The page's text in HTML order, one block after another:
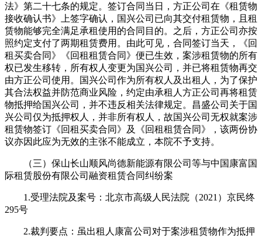
法》第二十七条的规定。签订合同当日，方正公司在《租赁物
接收确认书》上签字确认，国兴公司已向其交付租赁物，且租
赁物能够完全满足承租使用的合同目的。之后，方正公司亦按
照约定支付了两期租赁费用。由此可见，合同签订当天，《回
租买卖合同》《回租租赁合同》便已生效，案涉租赁物的所有
权已发生移转，所有权人变更为国兴公司，并已将租赁物再交
由方正公司使用。国兴公司作为所有权人及出租人，为了保护
其合法权益并防范商业风险，约定由承租人方正公司再将租赁
物抵押给国兴公司，并不违反相关法律规定。昌盛公司关于国
兴公司仅为抵押权人，并非所有权人，故国兴公司无权就案涉
租赁物签订《回租买卖合同》及《回租租赁合同》，该两份协
议亦因此应为无效的主张不能成立，本院不予支持。
（三）保山长山顺风尚德新能源有限公司等与中国康富国
际租赁股份有限公司融资租赁合同纠纷案
1.受理法院及案号：北京市高级人民法院（2021）京民终
295号
2.裁判要点：虽出租人康富公司对于案涉租赁物作为抵押